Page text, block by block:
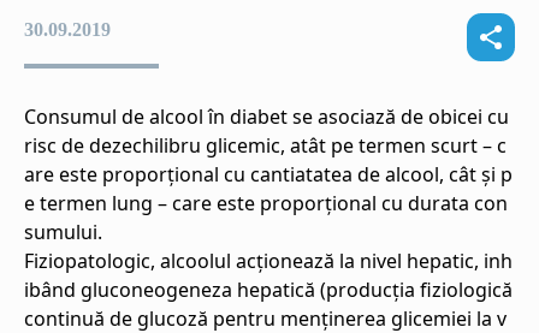
30.09.2019
Consumul de alcool în diabet se asociază de obicei cu
risc de dezechilibru glicemic, atât pe termen scurt – c
are este proporțional cu cantiatatea de alcool, cât și p
e termen lung – care este proporțional cu durata con
sumului.
Fiziopatologic, alcoolul acționează la nivel hepatic, inh
ibând gluconeogeneza hepatică (producția fiziologică
continuă de glucoză pentru menținerea glicemiei la v